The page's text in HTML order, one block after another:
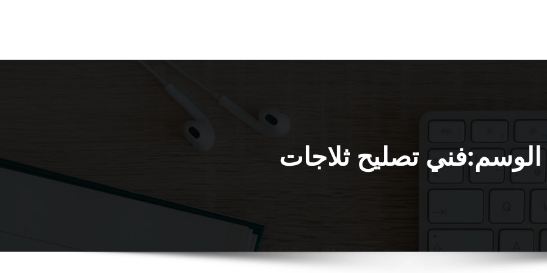
الوسم:فني تصليح ثلاجات